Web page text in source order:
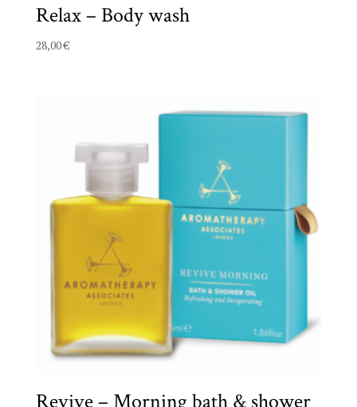
Relax – Body wash
28,00€
Revive – Morning bath & shower